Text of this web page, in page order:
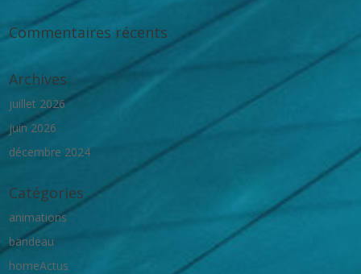
Commentaires récents
Archives
juillet 2026
juin 2026
décembre 2024
Catégories
animations
bandeau
homeActus